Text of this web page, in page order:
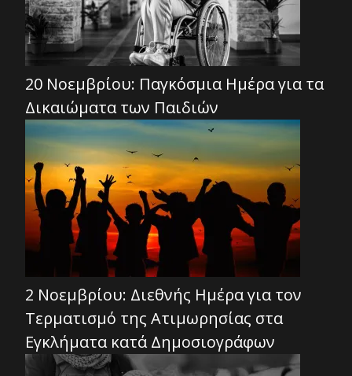
20 Νοεμβρίου: Παγκόσμια Ημέρα για τα
Δικαιώματα των Παιδιών
2 Νοεμβρίου: Διεθνής Ημέρα για τον
Τερματισμό της Ατιμωρησίας στα
Εγκλήματα κατά Δημοσιογράφων